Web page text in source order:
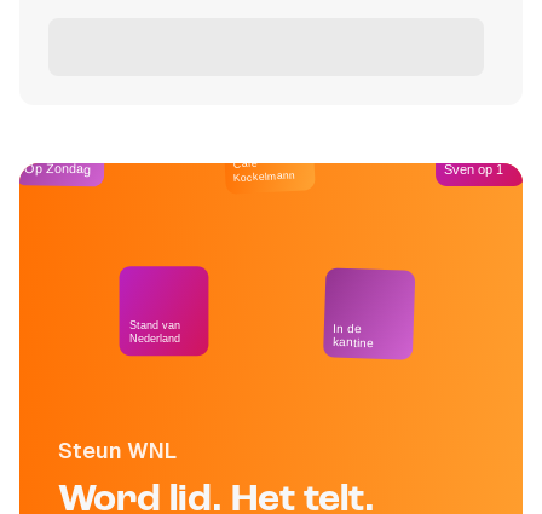
Steun WNL
Word lid. Het telt.
Op Zondag
Stand van
Nederland
Café
Kockelmann
In de
kantine
Sven op 1